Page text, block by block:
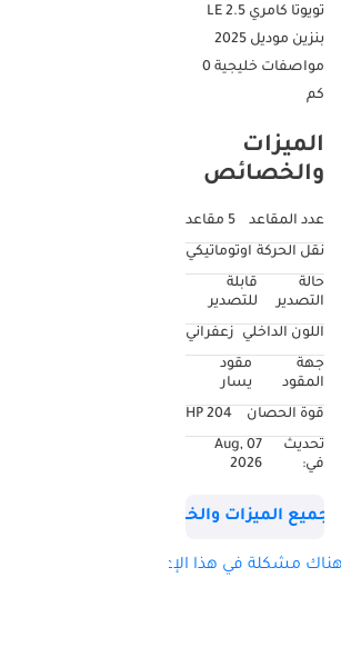
تويوتا كامري LE 2.5
بنزين موديل 2025
مواصفات خليجية 0
كم
الميزات
والخصائص
عدد المقاعد
5 مقاعد
نقل الحركة اوتوماتيكي
حالة
التصدير
قابلة
للتصدير
اللون الداخلي
زعفراني
جهة
المقود
مقود
يسار
قوة الحصان
204 HP
تحديث
في:
07 Aug,
2026
جميع الميزات والخصائص
مشكلة في هذا الإعلان؟